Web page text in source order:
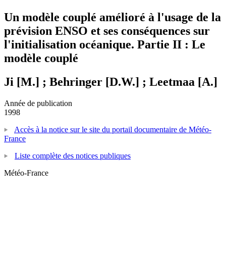
Un modèle couplé amélioré à l'usage de la
prévision ENSO et ses conséquences sur
l'initialisation océanique. Partie II : Le
modèle couplé
Ji [M.] ; Behringer [D.W.] ; Leetmaa [A.]
Année de publication
1998
Accès à la notice sur le site du portail documentaire de Météo-
France
Liste complète des notices publiques
Météo-France